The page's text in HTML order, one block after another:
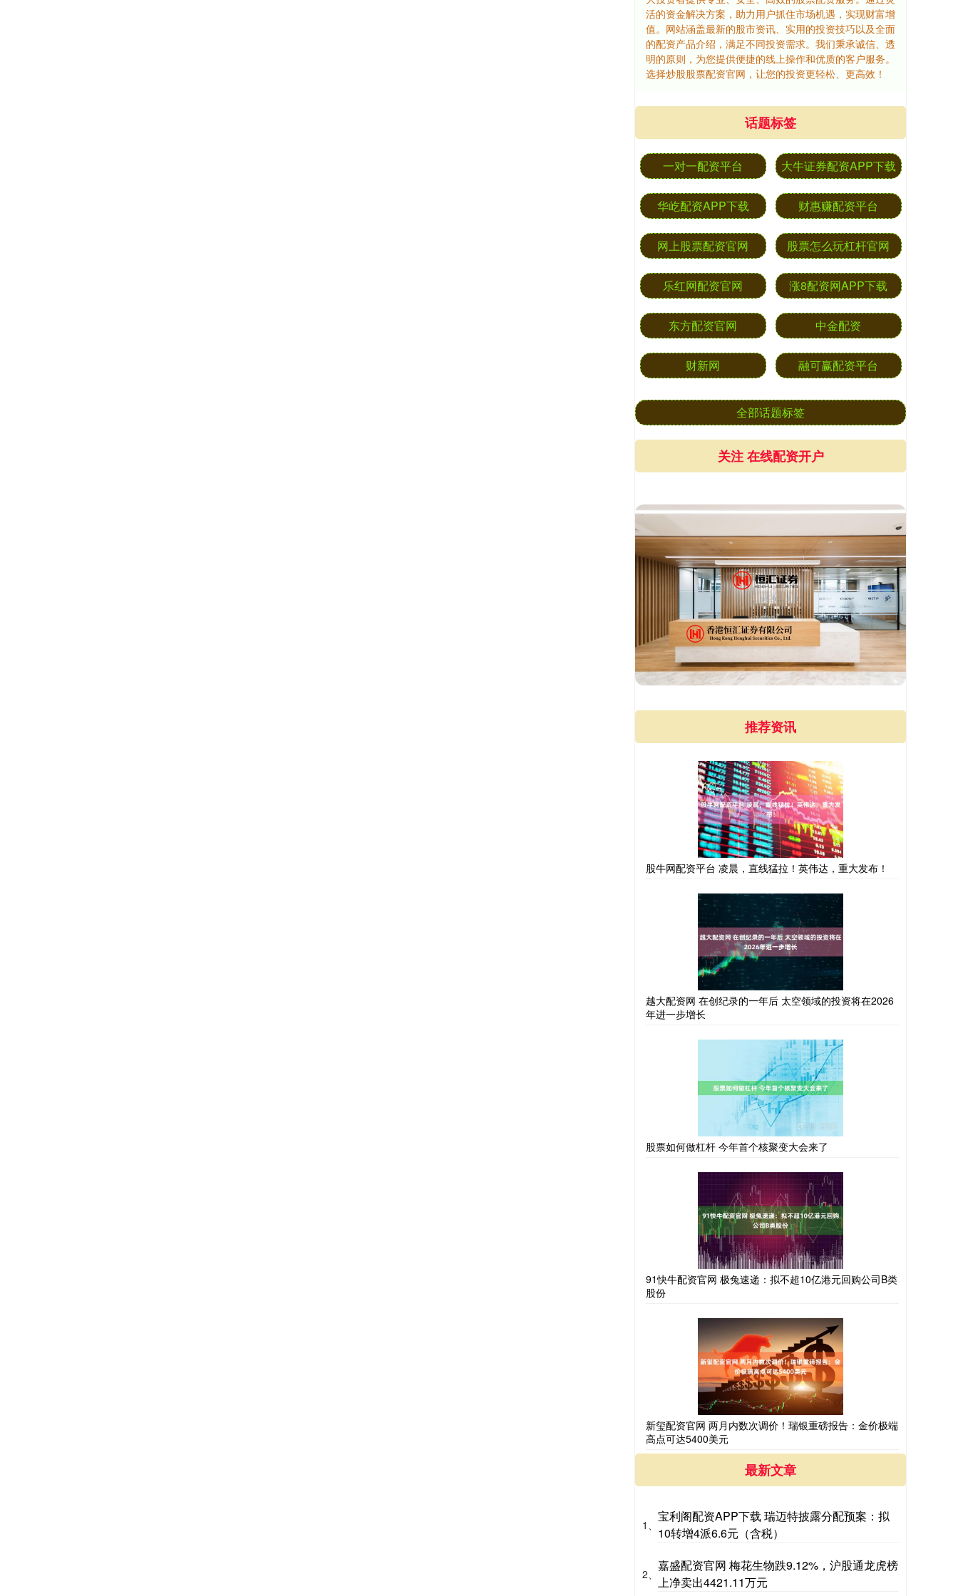
活的资金解决方案，助力用户抓住市场机遇，实现财富增
值。网站涵盖最新的股市资讯、实用的投资技巧以及全面
的配资产品介绍，满足不同投资需求。我们秉承诚信、透
明的原则，为您提供便捷的线上操作和优质的客户服务。
选择炒股股票配资官网，让您的投资更轻松、更高效！
话题标签
一对一配资平台 大牛证券配资APP下载
华屹配资APP下载 财惠赚配资平台
网上股票配资官网 股票怎么玩杠杆官网
乐红网配资官网 涨8配资网APP下载
东方配资官网 中金配资
财新网 融可赢配资平台
全部话题标签
关注 在线配资开户
推荐资讯
股牛网配资平台 凌晨，直线猛拉！英伟达，重大发布！
越大配资网 在创纪录的一年后 太空领域的投资将在2026
年进一步增长
股票如何做杠杆 今年首个核聚变大会来了
91快牛配资官网 极兔速递：拟不超10亿港元回购公司B类
股份
新玺配资官网 两月内数次调价！瑞银重磅报告：金价极端
高点可达5400美元
最新文章
1、
宝利阁配资APP下载 瑞迈特披露分配预案：拟
10转增4派6.6元（含税）
2、
嘉盛配资官网 梅花生物跌9.12%，沪股通龙虎榜
上净卖出4421.11万元